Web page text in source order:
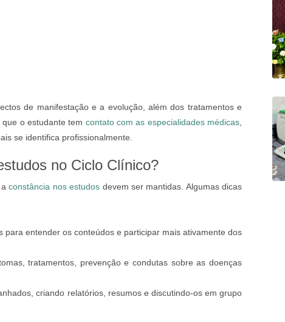
de manifestação e a evolução, além dos tratamentos e
o estudante tem contato com as especialidades médicas
se identifica profissionalmente.
no Ciclo Clínico?
constância nos estudos devem ser mantidas. Algumas dicas
para entender os conteúdos e participar mais ativamente dos
tratamentos, prevenção e condutas sobre as doenças
criando relatórios, resumos e discutindo-os em grupo